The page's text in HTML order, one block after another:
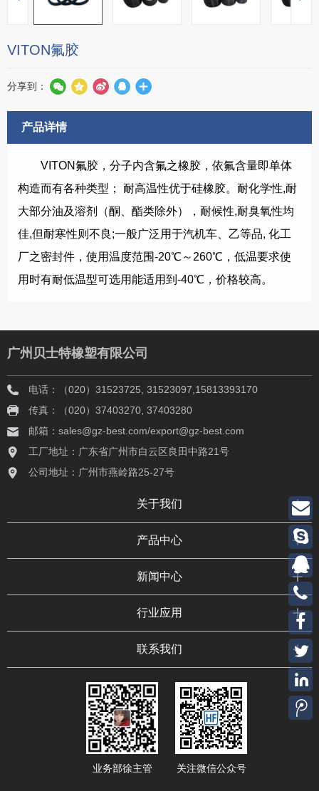
VITON氟胶
分享到：
产品详情
VITON氟胶，分子内含氟之橡胶，依氟含量即单体
构造而有各种类型； 耐高温性优于硅橡胶。耐化学性,耐
大部分油及溶剂（酮、酯类除外），耐候性,耐臭氧性均
佳,但耐寒性则不良;一般广泛用于汽机车、乙等品, 化工
厂之密封件，使用温度范围-20℃～260℃，低温要求使
用时有耐低温型可选用能适用到-40℃，价格较高。
广州贝士特橡塑有限公司
电话：（020）31523725, 31523097,15813393170
传真：（020）37403270, 37403280
邮箱：sales@gz-best.com/export@gz-best.com
工厂地址：广东省广州市白云区良田中路21号
公司地址：广州市燕岭路25-27号
关于我们
产品中心
新闻中心
行业应用
联系我们
业务部徐主管 关注微信公众号